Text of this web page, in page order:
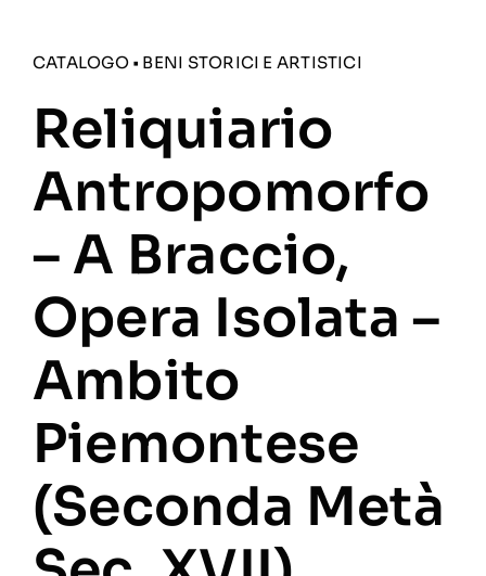
CATALOGO• BENI STORICI E ARTISTICI
Reliquiario
Antropomorfo
– A Braccio,
Opera Isolata –
Ambito
Piemontese
(seconda Metà